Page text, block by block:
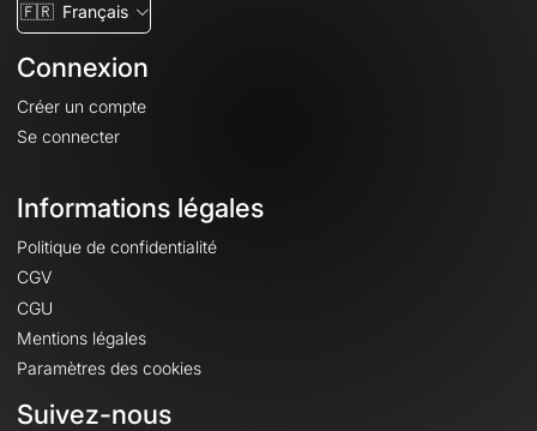
🇫🇷 Français
Connexion
Créer un compte
Se connecter
Informations légales
Politique de confidentialité
CGV
CGU
Mentions légales
Paramètres des cookies
Suivez-nous